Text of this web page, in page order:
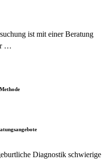
ist mit einer Beratung
…
Diagnostik schwierige